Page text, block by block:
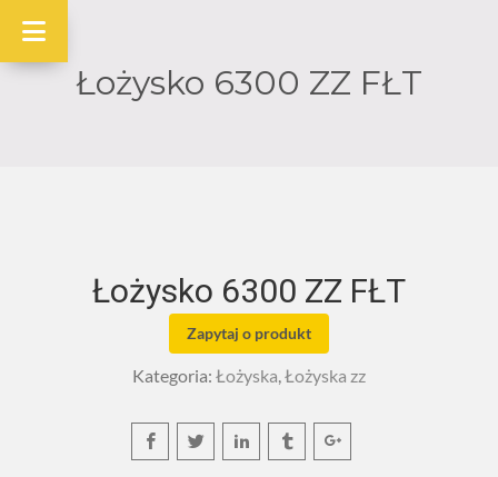
Łożysko 6300 ZZ FŁT
Łożysko 6300 ZZ FŁT
Zapytaj o produkt
Kategoria: Łożyska,Łożyska zz